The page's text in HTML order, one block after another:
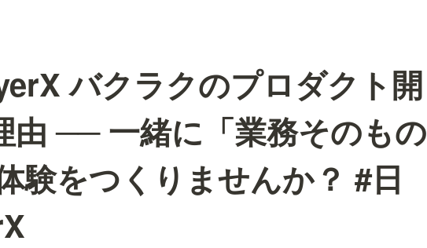
バクラクのプロダクト開
由 ── 一緒に「業務そのもの
験をつくりませんか？ #日